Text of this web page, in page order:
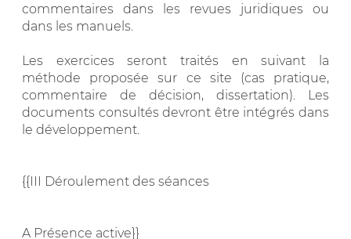
commentaires dans les revues juridiques ou
dans les manuels.
Les exercices seront traités en suivant la
méthode proposée sur ce site (cas pratique,
commentaire de décision, dissertation). Les
documents consultés devront être intégrés dans
le développement.
{{III Déroulement des séances
A Présence active}}